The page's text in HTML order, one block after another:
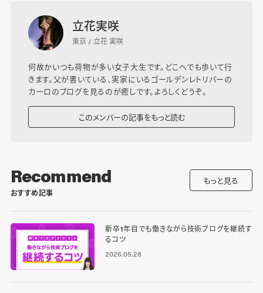
立花実咲
東京 / 立花 実咲
何故かいつも荷物が多い女子大生です。どこへでも歩いて行
きます。父が書いている、実家にいるゴールデンレトリバーの
カーロのブログを見るのが癒しです。よろしくどうぞ。
このメンバーの記事をもっと読む
Recommend
おすすめ記事
もっと見る
新卒1年目でも働きながら技術ブログを継続す
るコツ
2026.05.28